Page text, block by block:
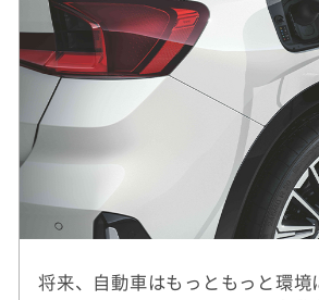
将来、自動車はもっともっと環境